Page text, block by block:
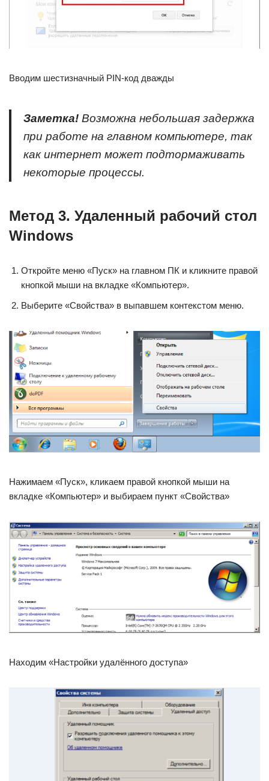
Вводим шестизначный PIN-код дважды
Заметка! Возможна небольшая задержка
при работе на главном компьютере, так
как интернет может подтормаживать
некоторые процессы.
Метод 3. Удаленный рабочий стол
Windows
Откройте меню «Пуск» на главном ПК и кликните правой
кнопкой мыши на вкладке «Компьютер».
Выберите «Свойства» в выпавшем контекстом меню.
Нажимаем «Пуск», кликаем правой кнопкой мыши на
вкладке «Компьютер» и выбираем пункт «Свойства»
Находим «Настройки удалённого доступа»